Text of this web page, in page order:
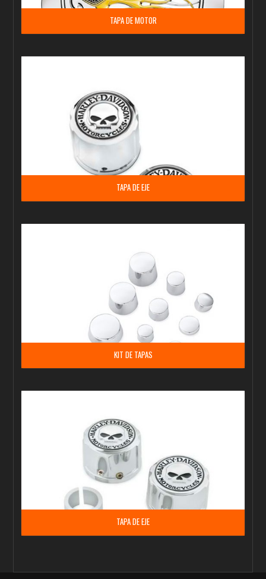
TAPA DE MOTOR
TAPA DE EJE
KIT DE TAPAS
TAPA DE EJE